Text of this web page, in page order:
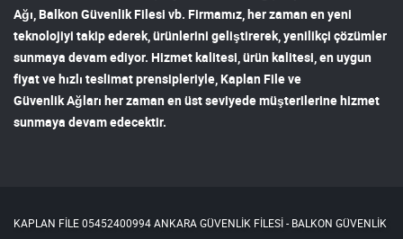
Ağı Balkon Güvenlik Filesi vb. Firmamız, her zaman en yeni
teknolojiyi takip ederek, ürünlerini geliştirerek, yenilikçi çözümler
sunmaya devam ediyor. Hizmet kalitesi, ürün kalitesi, en uygun
fiyat ve hızlı teslimat prensipleriyle, Kaplan File ve
Güvenlik Ağları her zaman en üst seviyede müşterilerine hizmet
sunmaya devam edecektir.
KAPLAN FİLE 05452400994 ANKARA GÜVENLİK FİLESİ - BALKON GÜVENLİK